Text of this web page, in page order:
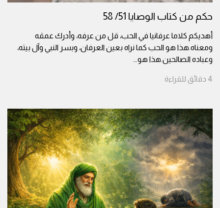
حكم من كتاب الوصايا 51/ 58
أهديكم كلاما عرفانيا في الحب، قل من عرفه، وأدرك عمقه
ومعناه.هذا هو الحب كما نراه بعين العرفان، وبسر النبي وآل بيته،
وعباده الصالحين.هذا هو...
4 دقائق للقراءة